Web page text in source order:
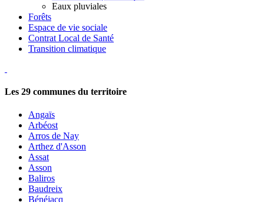
Eaux pluviales
Forêts
Espace de vie sociale
Contrat Local de Santé
Transition climatique
Les 29 communes du territoire
Angaïs
Arbéost
Arros de Nay
Arthez d'Asson
Assat
Asson
Baliros
Baudreix
Bénéjacq